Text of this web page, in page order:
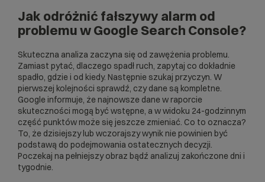
Jak odróżnić fałszywy alarm od
problemu w Google Search Console?
Skuteczna analiza zaczyna się od zawężenia problemu.
Zamiast pytać, dlaczego spadł ruch, zapytaj co dokładnie
spadło, gdzie i od kiedy. Następnie szukaj przyczyn. W
pierwszej kolejności sprawdź, czy dane są kompletne.
Google informuje, że najnowsze dane w raporcie
skuteczności mogą być wstępne, a w widoku 24-godzinnym
część punktów może się jeszcze zmieniać. Co to oznacza?
To, że dzisiejszy lub wczorajszy wynik nie powinien być
podstawą do podejmowania ostatecznych decyzji.
Poczekaj na pełniejszy obraz bądź analizuj zakończone dni i
tygodnie.